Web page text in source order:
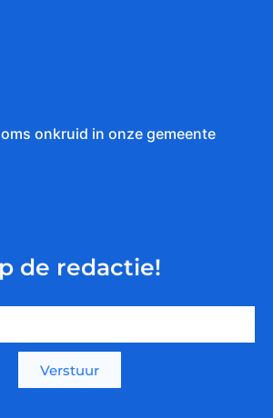
onkruid in onze gemeente
de redactie!
Verstuur